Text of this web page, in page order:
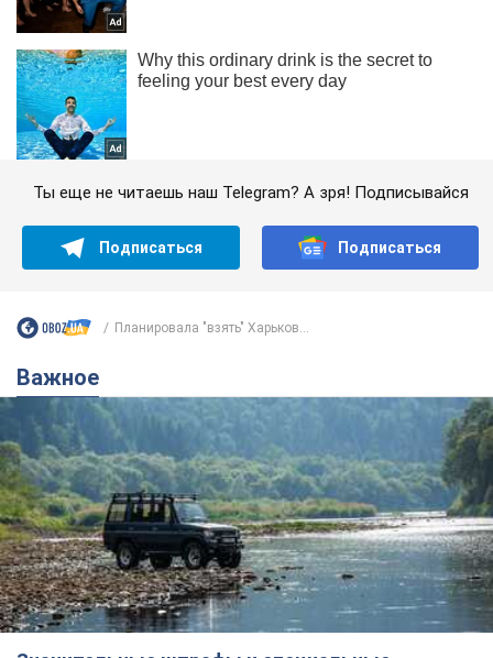
Ты еще не читаешь наш Telegram? А зря! Подписывайся
Подписаться Подписаться
Планировала "взять" Харьков...
Важное